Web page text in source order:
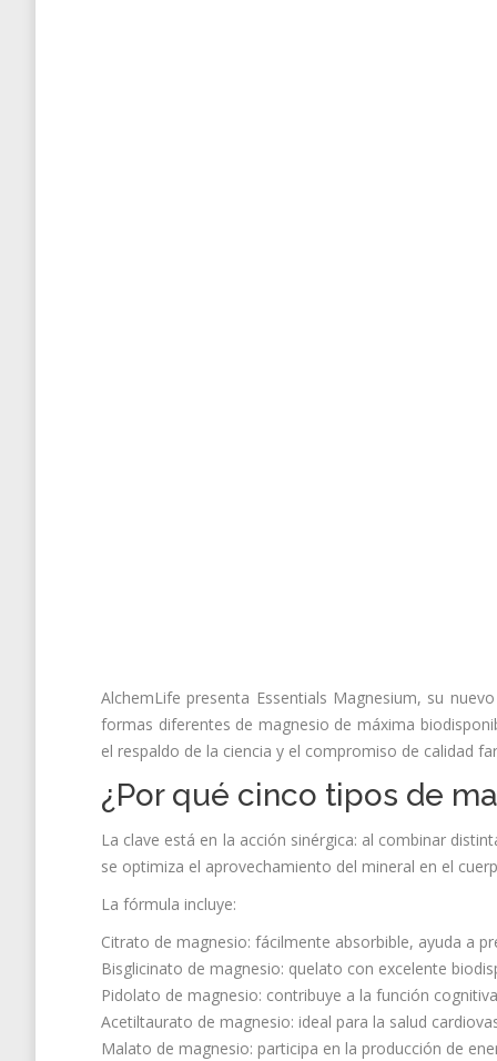
AlchemLife presenta Essentials Magnesium, su
formas diferentes de magnesio de máxima
el respaldo de la ciencia y el compromiso de calidad
¿Por qué cinco tipos de
La clave está en la acción sinérgica: al combinar
se optimiza el aprovechamiento del mineral en el
La fórmula incluye:
Citrato de magnesio: fácilmente absorbible, ayuda a
Bisglicinato de magnesio: quelato con excelente
Pidolato de magnesio: contribuye a la función
Acetiltaurato de magnesio: ideal para la salud
Malato de magnesio: participa en la producción de